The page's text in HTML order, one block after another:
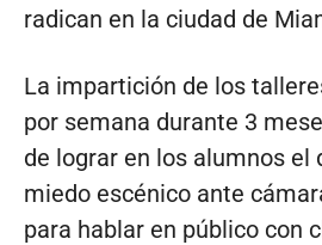
radican en la ciudad de
La impartición de los
por semana durante 3
de lograr en los alumnos el
miedo escénico ante
para hablar en público con